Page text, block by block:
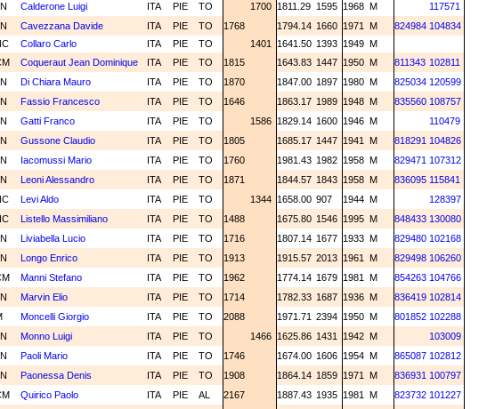
Calderone Luigi ITA PIE TO 1700 1811.29 1595 1968 M
117571
Cavezzana Davide ITA PIE TO 1768 1794.14 1660 1971 M 824984 104834
Collaro Carlo ITA PIE TO 1401 1641.50 1393 1949 M
Coqueraut Jean Dominique ITA PIE TO 1815 1643.83 1447 1950 M 811343 102811
Di Chiara Mauro ITA PIE TO 1870 1847.00 1897 1980 M 825034 120599
Fassio Francesco ITA PIE TO 1646 1863.17 1989 1948 M 835560 108757
Gatti Franco ITA PIE TO 1586 1829.14 1600 1946 M
110479
Gussone Claudio ITA PIE TO 1805 1685.17 1447 1941 M 818291 104826
Iacomussi Mario ITA PIE TO 1760 1981.43 1982 1958 M 829471 107312
Leoni Alessandro ITA PIE TO 1871 1844.57 1843 1958 M 836095 115841
Levi Aldo ITA PIE TO 1344 1658.00 907 1944 M
128397
Listello Massimiliano ITA PIE TO 1488 1675.80 1546 1995 M 848433 130080
Liviabella Lucio ITA PIE TO 1716 1807.14 1677 1933 M 829480 102168
Longo Enrico ITA PIE TO 1913 1915.57 2013 1961 M 829498 106260
Manni Stefano ITA PIE TO 1962 1774.14 1679 1981 M 854263 104766
Marvin Elio ITA PIE TO 1714 1782.33 1687 1936 M 836419 102814
Moncelli Giorgio ITA PIE TO 2088 1971.71 2394 1950 M 801852 102288
Monno Luigi ITA PIE TO 1466 1625.86 1431 1942 M
103009
Paoli Mario ITA PIE TO 1746 1674.00 1606 1954 M 865087 102812
Paonessa Denis ITA PIE TO 1908 1864.14 1859 1971 M 836931 100797
Quirico Paolo ITA PIE AL 2167 1887.43 1935 1981 M 823732 101227